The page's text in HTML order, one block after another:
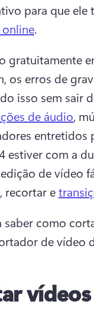
para que ele
.
gratuitamente
os erros de
isso sem sair
de áudio,
entretidos
estiver com a
de vídeo
recortar e
como
de vídeo